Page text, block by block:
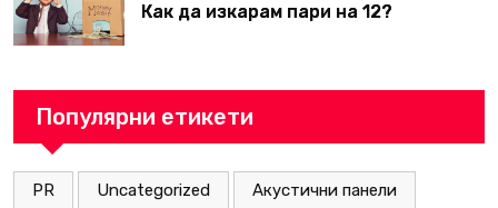
Как да изкарам пари на 12?
Популярни етикети
PR Uncategorized Акустични панели